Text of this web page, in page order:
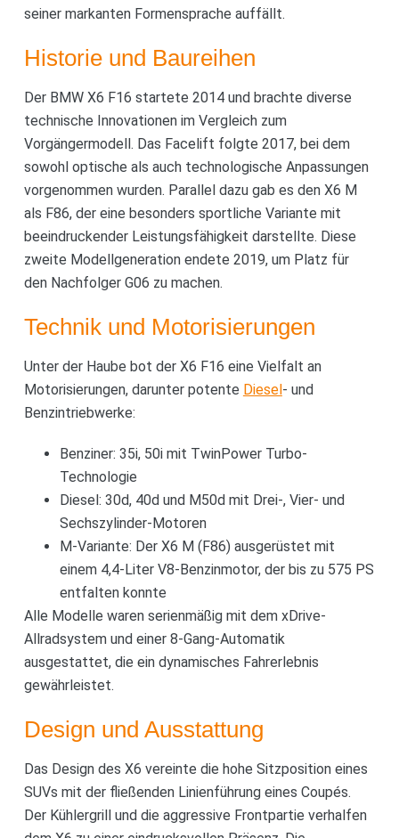
seiner markanten Formensprache auffällt.
Historie und Baureihen
Der BMW X6 F16 startete 2014 und brachte diverse
technische Innovationen im Vergleich zum
Vorgängermodell. Das Facelift folgte 2017, bei dem
sowohl optische als auch technologische Anpassungen
vorgenommen wurden. Parallel dazu gab es den X6 M
als F86, der eine besonders sportliche Variante mit
beeindruckender Leistungsfähigkeit darstellte. Diese
zweite Modellgeneration endete 2019, um Platz für
den Nachfolger G06 zu machen.
Technik und Motorisierungen
Unter der Haube bot der X6 F16 eine Vielfalt an
Motorisierungen, darunter potente Diesel- und
Benzintriebwerke:
Benziner: 35i, 50i mit TwinPower Turbo-
Technologie
Diesel: 30d, 40d und M50d mit Drei-, Vier- und
Sechszylinder-Motoren
M-Variante: Der X6 M (F86) ausgerüstet mit
einem 4,4-Liter V8-Benzinmotor, der bis zu 575 PS
entfalten konnte
Alle Modelle waren serienmäßig mit dem xDrive-
Allradsystem und einer 8-Gang-Automatik
ausgestattet, die ein dynamisches Fahrerlebnis
gewährleistet.
Design und Ausstattung
Das Design des X6 vereinte die hohe Sitzposition eines
SUVs mit der fließenden Linienführung eines Coupés.
Der Kühlergrill und die aggressive Frontpartie verhalfen